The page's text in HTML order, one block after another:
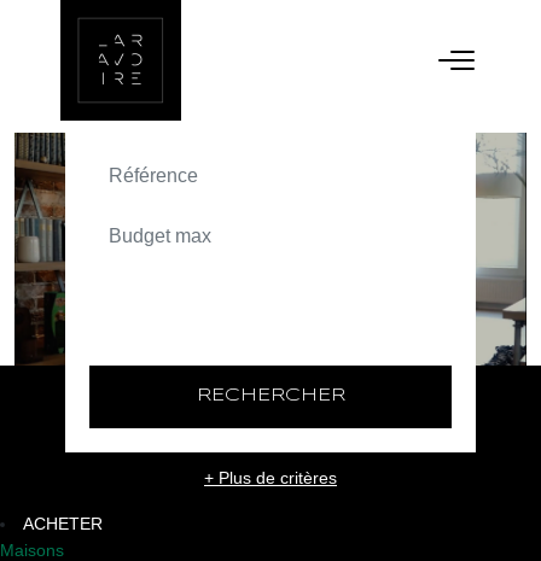
ACHETER
TEXT_SEARCH_SELECTIONNEZ
RECHERCHER
+ Plus de critères
ACHETER
Maisons